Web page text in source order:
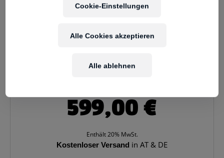
599,00 €
Enthält 20% MwSt.
Kostenloser Versand in AT & DE
Cookie-Einstellungen
Alle ablehnen
Alle Cookies akzeptieren